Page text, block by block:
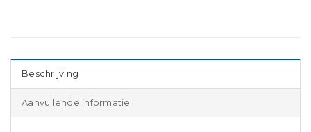
Beschrijving
Aanvullende informatie